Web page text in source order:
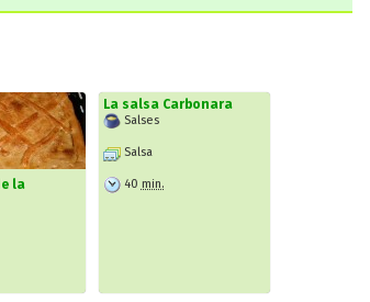
la
La salsa Carbonara
Salses
Salsa
40 min.